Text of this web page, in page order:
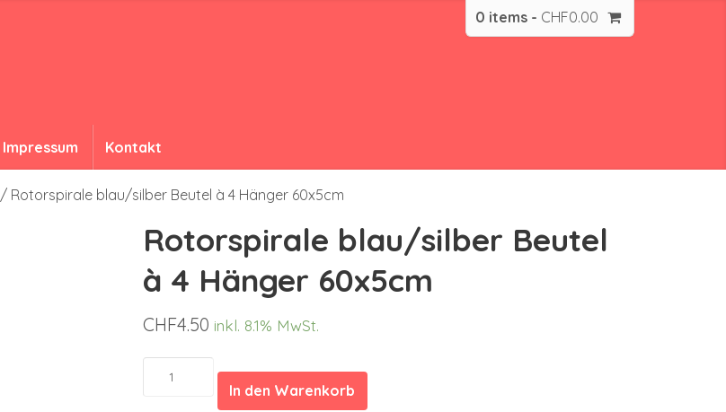
0 items - CHF0.00
Impressum Kontakt
/ Rotorspirale blau/silber Beutel à 4 Hänger 60x5cm
Rotorspirale blau/silber Beutel
à 4 Hänger 60x5cm
CHF4.50 inkl. 8.1% MwSt.
Rotorspirale
blau/silber
Beutel
In den Warenkorb